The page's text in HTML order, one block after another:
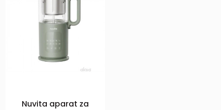
Nuvita aparat za